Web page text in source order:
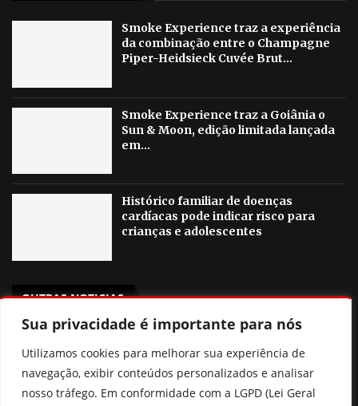
Sua privacidade é importante para nós
Utilizamos cookies para melhorar sua experiência de
navegação, exibir conteúdos personalizados e analisar
nosso tráfego. Em conformidade com a LGPD (Lei Geral
Smoke Experience traz a experiência
da combinação entre o Champagne
Piper-Heidsieck Cuvée Brut...
Smoke Experience traz a Goiânia o
Sun & Moon, edição limitada lançada
em...
Histórico familiar de doenças
cardíacas pode indicar risco para
crianças e adolescentes
OUTRAS NOTICIAS
contra a violência à mulher
Poliana Rocha elogia Zé Felipe e Neymar como pais